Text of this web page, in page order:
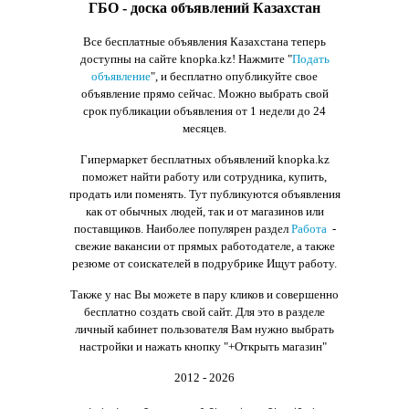
ГБО - доска объявлений Казахстан
Все бесплатные объявления Казахстана теперь
доступны на сайте knopka.kz! Нажмите "Подать
объявление", и бесплатно опубликуйте свое
объявление прямо сейчас. Можно выбрать свой
срок публикации объявления от 1 недели до 24
месяцев.
Гипермаркет бесплатных объявлений knopka.kz
поможет найти работу или сотрудника, купить,
продать или поменять. Тут публикуются объявления
как от обычных людей, так и от магазинов или
поставщиков. Наиболее популярен раздел Работа-
свежие вакансии от прямых работодателе, а также
резюме от соискателей в подрубрике Ищут работу.
Также у нас Вы можете в пару кликов и совершенно
бесплатно создать свой сайт. Для это в разделе
личный кабинет пользователя Вам нужно выбрать
настройки и нажать кнопку "+Открыть магазин"
2012 - 2026